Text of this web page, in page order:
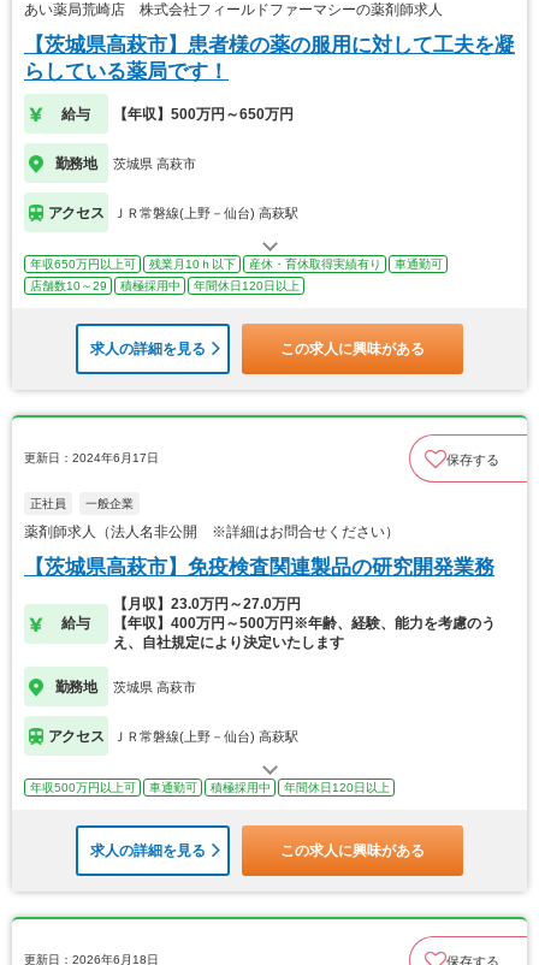
あい薬局荒崎店 株式会社フィールドファーマシーの薬剤師求人
【茨城県高萩市】患者様の薬の服用に対して工夫を凝
らしている薬局です！
給与 【年収】500万円～650万円
勤務地 茨城県 高萩市
アクセス ＪＲ常磐線(上野－仙台) 高萩駅
年収650万円以上可 残業月10ｈ以下 産休・育休取得実績有り
車通勤可
店舗数10～29
積極採用中 年間休日120日以上
求人の詳細を見る この求人に興味がある
更新日：2024年6月17日 保存する
正社員 一般企業
薬剤師求人（法人名非公開 ※詳細はお問合せください）
【茨城県高萩市】免疫検査関連製品の研究開発業務
給与
【月収】23.0万円～27.0万円
【年収】400万円～500万円※年齢、経験、能力を考慮のう
え、自社規定により決定いたします
勤務地 茨城県 高萩市
アクセス ＪＲ常磐線(上野－仙台) 高萩駅
年収500万円以上可 車通勤可 積極採用中 年間休日120日以上
求人の詳細を見る この求人に興味がある
更新日：2026年6月18日 保存する